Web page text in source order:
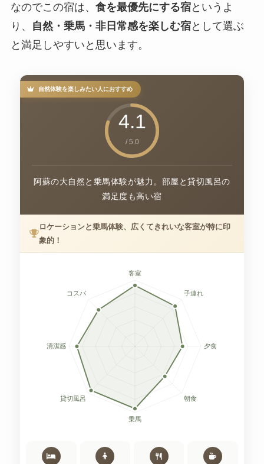
なのでこの宿は、 食を最優先にする宿というよ
り、
自然・乗馬・非日常感を楽しむ宿として選ぶ
と満足しやすいと思います。
自然体験を楽しみたい人におすすめ
4.1
/ 5.0
阿蘇の大自然と乗馬体験が魅力。部屋と貸切風呂の
満足度も高い宿
ロケーションと乗馬体験、広くてきれいな客室が特に印
象的！